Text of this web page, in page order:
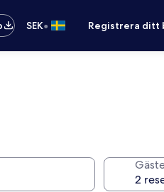
SEK• Registrera ditt